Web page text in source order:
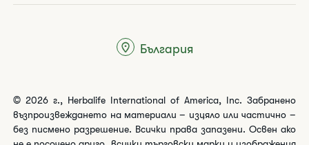
© 2026 г., Herbalife International of America, Inc. Забранено
възпроизвеждането на материали – изцяло или частично –
без писмено разрешение. Всички права запазени. Освен ако
България